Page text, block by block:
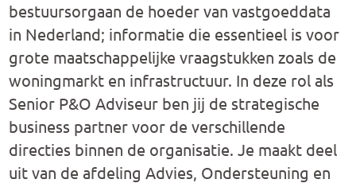
bestuursorgaan de hoeder van vastgoeddata
in Nederland; informatie die essentieel is voor
grote maatschappelijke vraagstukken zoals de
woningmarkt en infrastructuur. In deze rol als
Senior P&O Adviseur ben jij de strategische
business partner voor de verschillende
directies binnen de organisatie. Je maakt deel
uit van de afdeling Advies, Ondersteuning en